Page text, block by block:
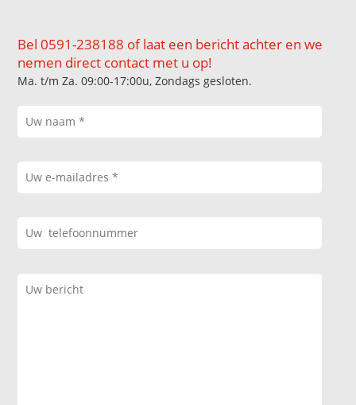
Bel 0591-238188 of laat een bericht achter en we
nemen direct contact met u op!
Ma. t/m Za. 09:00-17:00u, Zondags gesloten.